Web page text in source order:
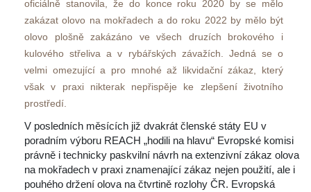
oficiálně stanovila, že do konce roku 2020 by se mělo
zakázat olovo na mokřadech a do roku 2022 by mělo být
olovo plošně zakázáno ve všech druzích brokového i
kulového střeliva a v rybářských závažích. Jedná se o
velmi omezující a pro mnohé až likvidační zákaz, který
však v praxi nikterak nepřispěje ke zlepšení životního
prostředí.
V posledních měsících již dvakrát členské státy EU v
poradním výboru REACH „hodili na hlavu“ Evropské komisi
právně i technicky paskvilní návrh na extenzivní zákaz olova
na mokřadech v praxi znamenající zákaz nejen použití, ale i
pouhého držení olova na čtvrtině rozlohy ČR. Evropská